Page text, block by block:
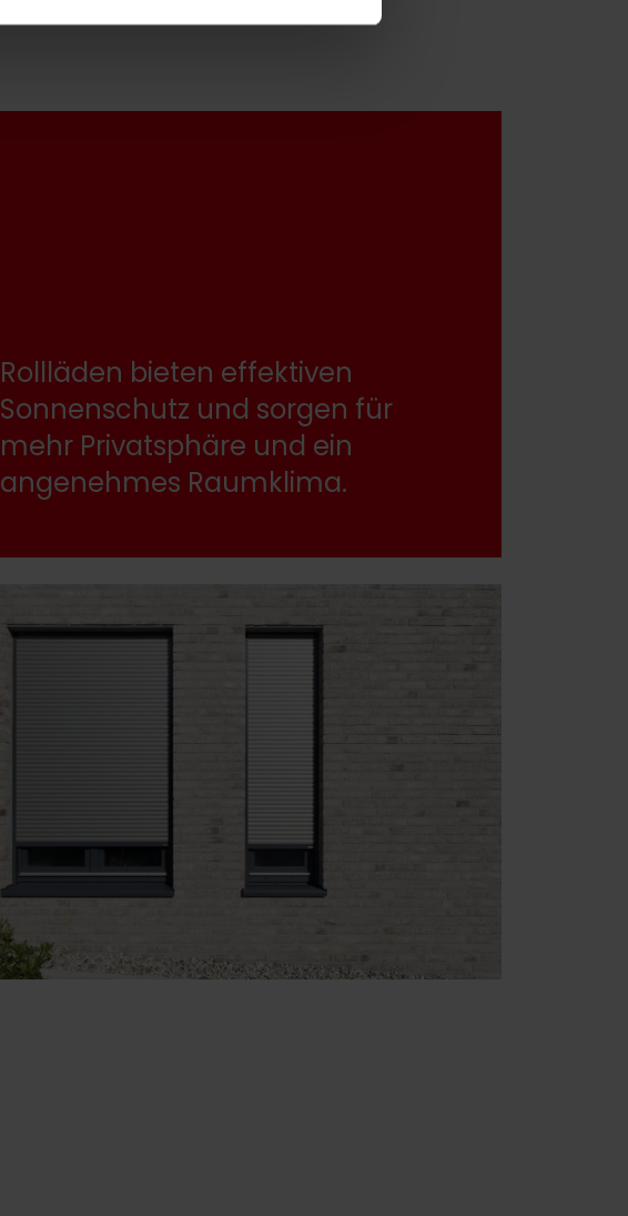
Rollläden bieten effektiven
Sonnenschutz und sorgen für
mehr Privatsphäre und ein
angenehmes Raumklima.